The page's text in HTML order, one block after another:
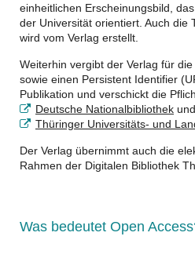
einheitlichen Erscheinungsbild,
der Universität orientiert. Auch die
wird vom Verlag erstellt.
Weiterhin vergibt der Verlag für
sowie einen Persistent Identifier
Publikation und verschickt die
Deutsche Nationalbibliothek
Thüringer Universitäts- und
Der Verlag übernimmt auch die
Rahmen der Digitalen Bibliothek
Was bedeutet Open